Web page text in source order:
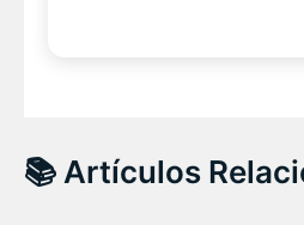
📚 Artículos